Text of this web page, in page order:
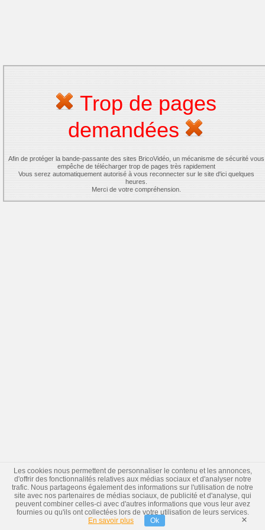
Trop de pages
demandées
Afin de protéger la bande-passante des sites BricoVidéo, un mécanisme de sécurité vous
empêche de télécharger trop de pages très rapidement
Vous serez automatiquement autorisé à vous reconnecter sur le site d'ici quelques
heures.
Merci de votre compréhension.
Les cookies nous permettent de personnaliser le contenu et les annonces,
d'offrir des fonctionnalités relatives aux médias sociaux et d'analyser notre
trafic. Nous partageons également des informations sur l'utilisation de notre
site avec nos partenaires de médias sociaux, de publicité et d'analyse, qui
peuvent combiner celles-ci avec d'autres informations que vous leur avez
fournies ou qu'ils ont collectées lors de votre utilisation de leurs services.
En savoir plus
Ok ×